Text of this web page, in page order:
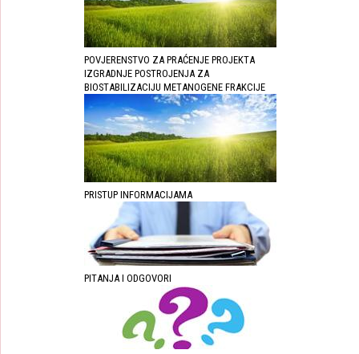
POVJERENSTVO ZA PRAĆENJE PROJEKTA
IZGRADNJE POSTROJENJA ZA
BIOSTABILIZACIJU METANOGENE FRAKCIJE
PRISTUP INFORMACIJAMA
PITANJA I ODGOVORI